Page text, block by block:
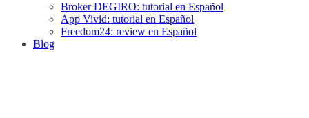
Broker DEGIRO: tutorial en Español
App Vivid: tutorial en Español
Freedom24: review en Español
Blog